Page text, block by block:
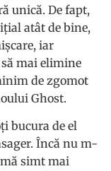
unică. De fapt,
atât de bine,
iar
mai elimine
de zgomot
Ghost.
bucura de el
Încă nu m-
simt mai